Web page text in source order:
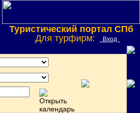
Туристический портал СПб
Для турфирм:
Вход